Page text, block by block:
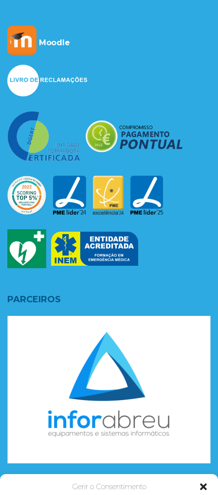
Gerir o Consentimento
Moodle
PARCEIROS